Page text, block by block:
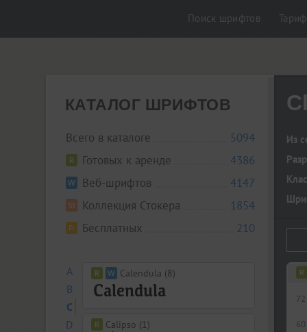
Поиск шрифтов
КАТАЛОГ ШРИФТОВ
Всего в каталоге
5094
Готовых к аренде
4386
Веб-шрифтов
4147
Коллекция Стокера
1854
Бесплатных
210
A
B
C
D
Calendula (8)
Calipso (1)
Из